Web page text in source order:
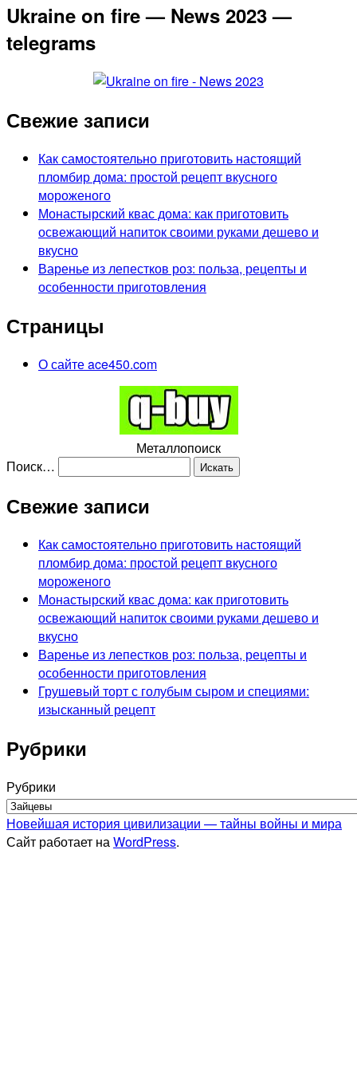
Ukraine on fire — News 2023 —
telegrams
Свежие записи
Как самостоятельно приготовить настоящий
пломбир дома: простой рецепт вкусного
мороженого
Монастырский квас дома: как приготовить
освежающий напиток своими руками дешево и
вкусно
Варенье из лепестков роз: польза, рецепты и
особенности приготовления
Страницы
О сайте ace450.com
Металлопоиск
Поиск…
Свежие записи
Как самостоятельно приготовить настоящий
пломбир дома: простой рецепт вкусного
мороженого
Монастырский квас дома: как приготовить
освежающий напиток своими руками дешево и
вкусно
Варенье из лепестков роз: польза, рецепты и
особенности приготовления
Грушевый торт с голубым сыром и специями:
изысканный рецепт
Рубрики
Рубрики
Новейшая история цивилизации — тайны войны и мира
Сайт работает наWordPress.